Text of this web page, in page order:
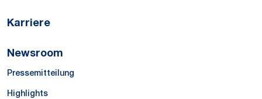
Karriere
Newsroom
Pressemitteilung
Highlights